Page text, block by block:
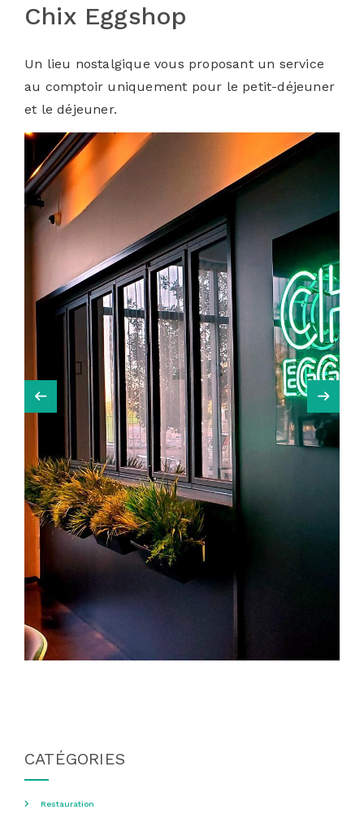
Chix Eggshop
Un lieu nostalgique vous proposant un service
au comptoir uniquement pour le petit-déjeuner
et le déjeuner.
CATÉGORIES
Restauration